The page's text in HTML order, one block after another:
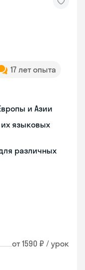
17 лет опыта
и Азии
их языковых
различных
от 1590 ₽ / урок